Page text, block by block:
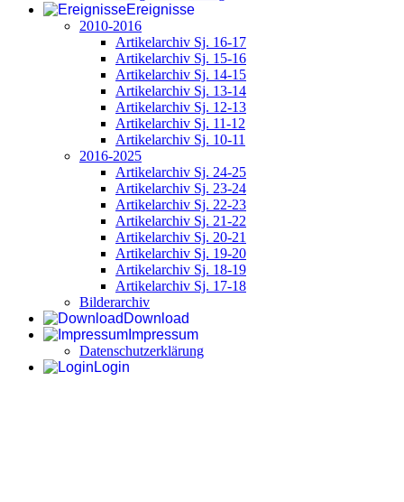
Ereignisse
2010-2016
Artikelarchiv Sj. 16-17
Artikelarchiv Sj. 15-16
Artikelarchiv Sj. 14-15
Artikelarchiv Sj. 13-14
Artikelarchiv Sj. 12-13
Artikelarchiv Sj. 11-12
Artikelarchiv Sj. 10-11
2016-2025
Artikelarchiv Sj. 24-25
Artikelarchiv Sj. 23-24
Artikelarchiv Sj. 22-23
Artikelarchiv Sj. 21-22
Artikelarchiv Sj. 20-21
Artikelarchiv Sj. 19-20
Artikelarchiv Sj. 18-19
Artikelarchiv Sj. 17-18
Bilderarchiv
Download
Impressum
Datenschutzerklärung
Login